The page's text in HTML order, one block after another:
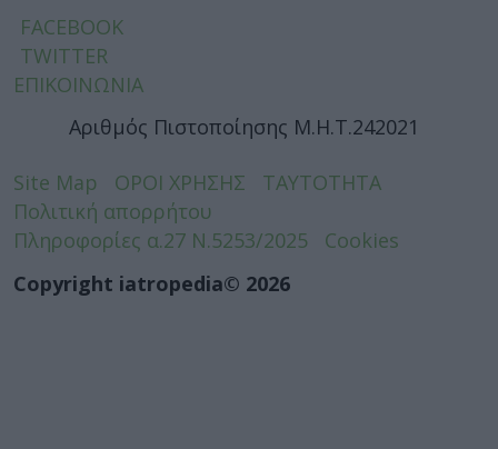
FACEBOOK
TWITTER
ΕΠΙΚΟΙΝΩΝΙΑ
Αριθμός Πιστοποίησης Μ.Η.Τ.242021
Site Map ΟΡΟΙ ΧΡΗΣΗΣ
ΤΑΥΤΟΤΗΤΑ
Πολιτική απορρήτου
Πληροφορίες α.27 Ν.5253/2025
Cookies
Copyright iatropedia© 2026